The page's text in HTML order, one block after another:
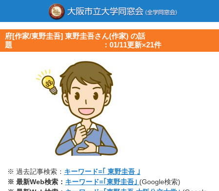
府[作家/東野圭吾] 東野圭吾さん(作家) の話
題 ：01/11更新×21件
※ 過去記事検索： キーワード=｢ 東野圭吾 ｣
※ 最新Web検索： キーワード=｢東野圭吾｣ (Google検索)